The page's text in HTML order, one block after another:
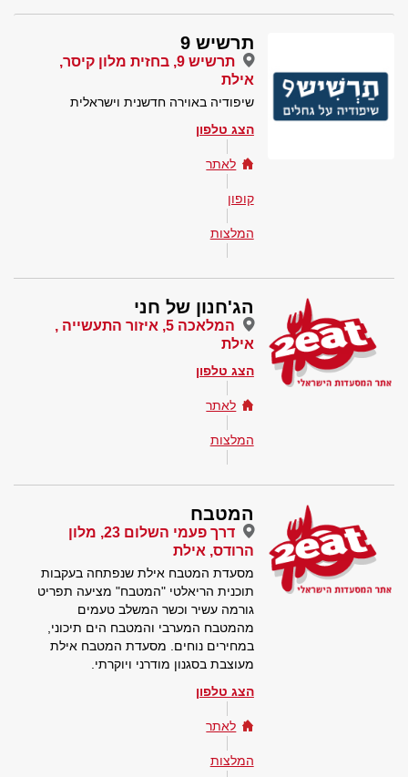
תרשיש 9
תרשיש 9, בחזית מלון קיסר,
אילת
שיפודיה באוירה חדשנית וישראלית
הצג טלפון
לאתר
קופון
המלצות
הג'חנון של חני
המלאכה 5, איזור התעשייה ,
אילת
הצג טלפון
לאתר
המלצות
המטבח
דרך פעמי השלום 23, מלון
הרודס, אילת
מסעדת המטבח אילת שנפתחה בעקבות
תוכנית הריאלטי "המטבח" מציעה תפריט
גורמה עשיר וכשר המשלב טעמים
מהמטבח המערבי והמטבח הים תיכוני,
במחירים נוחים. מסעדת המטבח אילת
מעוצבת בסגנון מודרני ויוקרתי.
הצג טלפון
לאתר
המלצות